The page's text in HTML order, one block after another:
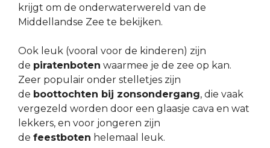
krijgt om de onderwaterwereld van de
Middellandse Zee te bekijken.
Ook leuk (vooral voor de kinderen) zijn
de piratenboten waarmee je de zee op kan.
Zeer populair onder stelletjes zijn
de boottochten bij zonsondergang, die vaak
vergezeld worden door een glaasje cava en wat
lekkers, en voor jongeren zijn
de feestboten helemaal leuk.